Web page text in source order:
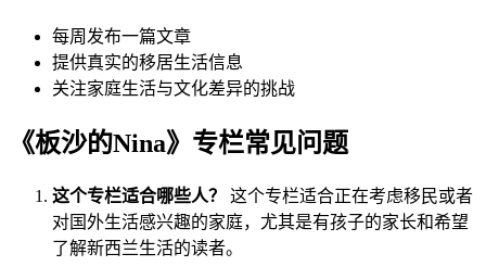
每周发布一篇文章
提供真实的移居生活信息
关注家庭生活与文化差异的挑战
《板沙的Nina》专栏常见问题
这个专栏适合哪些人？
这个专栏适合正在考虑移民或者
对国外生活感兴趣的家庭，尤其是有孩子的家长和希望
了解新西兰生活的读者。